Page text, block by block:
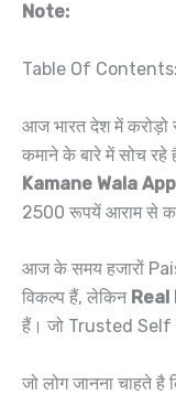
Note:
Table Of Contents:
आज भारत देश में करोड़ो
कमाने के बारे में सोच
Kamane Wala App
2500 रूपयें आराम से
आज के समय हजारों
विकल्प हैं, लेकिन Real
हैं। जो Trusted Self
जो लोग जानना चाहते है